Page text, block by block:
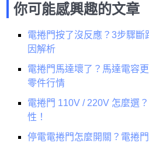
你可能感興趣的文章
電捲門按了沒反應？3步驟斷
因解析
電捲門馬達壞了？馬達電容
零件行情
電捲門 110V / 220V 怎麼選
性！
停電電捲門怎麼開關？電捲